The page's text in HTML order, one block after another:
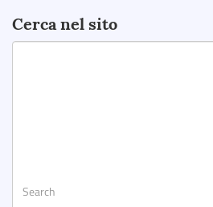
Cerca nel sito